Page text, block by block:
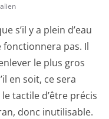
s’il y a plein d’eau
fonctionnera pas. Il
le plus gros
en soit, ce sera
tactile d’être précis
donc inutilisable.